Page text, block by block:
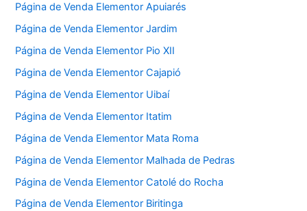
Página de Venda Elementor Apuiarés
Página de Venda Elementor Jardim
Página de Venda Elementor Pio XII
Página de Venda Elementor Cajapió
Página de Venda Elementor Uibaí
Página de Venda Elementor Itatim
Página de Venda Elementor Mata Roma
Página de Venda Elementor Malhada de Pedras
Página de Venda Elementor Catolé do Rocha
Página de Venda Elementor Biritinga